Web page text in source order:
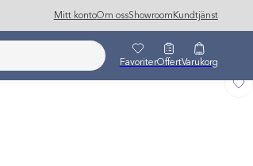
Mitt kontoOm ossShowroom Kundtjänst
FavoriterOffertVarukorg